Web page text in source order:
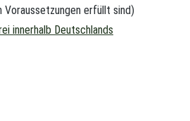
Voraussetzungen erfüllt sind)
innerhalb Deutschlands